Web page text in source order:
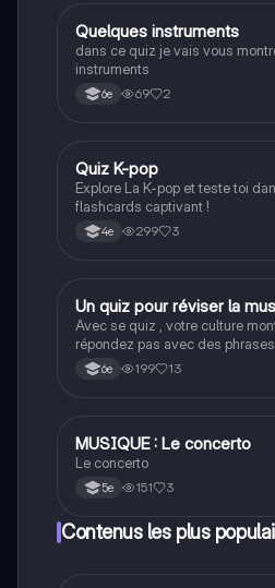
QMusique
Quelques instruments
dans ce quiz je vais vous
instruments
6e 69 2
QMusique
Quiz K-pop
Explore La K-pop et teste toi
flashcards captivant !
4e 299 3
UArt
Un quiz pour réviser la
Avec se quiz , votre culture
répondez pas avec des
6e 199 13
MMusique
MUSIQUE : Le concerto
Le concerto
5e 151 3
Contenus les plus